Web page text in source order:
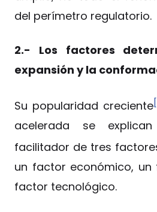
del perímetro regulatorio.
2.- Los factores
expansión y la
Su popularidad creciente
acelerada se
facilitador de tres
un factor económico,
factor tecnológico.